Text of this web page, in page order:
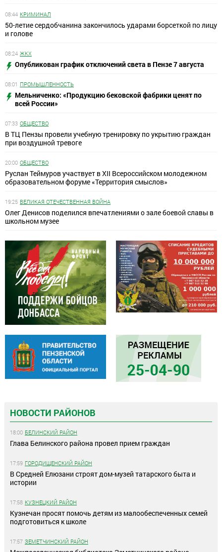
08:44 КРИМИНАЛ
50-летие сердобчанина закончилось ударами борсеткой по лицу
и голове
08:24 ЖКХ
Опубликован график отключений света в Пензе 7 августа
08:01 ПРОМЫШЛЕННОСТЬ
Мельниченко: «Продукцию бековской фабрики ценят по
всей России»
07:33 ОБЩЕСТВО
В ТЦ Пензы провели учебную тренировку по укрытию граждан
при воздушной тревоге
20:00 ОБЩЕСТВО
Руслан Теймуров участвует в XII Всероссийском молодежном
образовательном форуме «Территория смыслов»
19:25 ВЕЛИКАЯ ОТЕЧЕСТВЕННАЯ ВОЙНА
Олег Денисов поделился впечатлениями о зале боевой славы в
школьном музее
НОВОСТИ РАЙОНОВ
18:00 БЕЛИНСКИЙ РАЙОН
Глава Белинского района провел прием граждан
17:59 ГОРОДИЩЕНСКИЙ РАЙОН
В Средней Елюзани строят дом-музей татарского быта и
истории
17:58 КУЗНЕЦКИЙ РАЙОН
Кузнечан просят помочь детям из малообеспеченных семей
подготовиться к школе
17:57 ЗЕМЕТЧИНСКИЙ РАЙОН